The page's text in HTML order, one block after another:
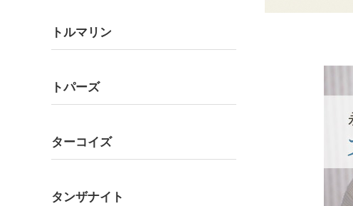
トルマリン
トパーズ
ターコイズ
タンザナイト